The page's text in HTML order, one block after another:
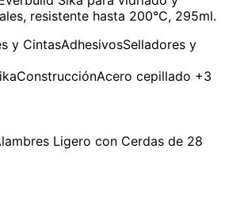
resistente hasta 200°C, 295ml.
y CintasAdhesivosSelladores y
ConstrucciónAcero cepillado +3
Ligero con Cerdas de 28